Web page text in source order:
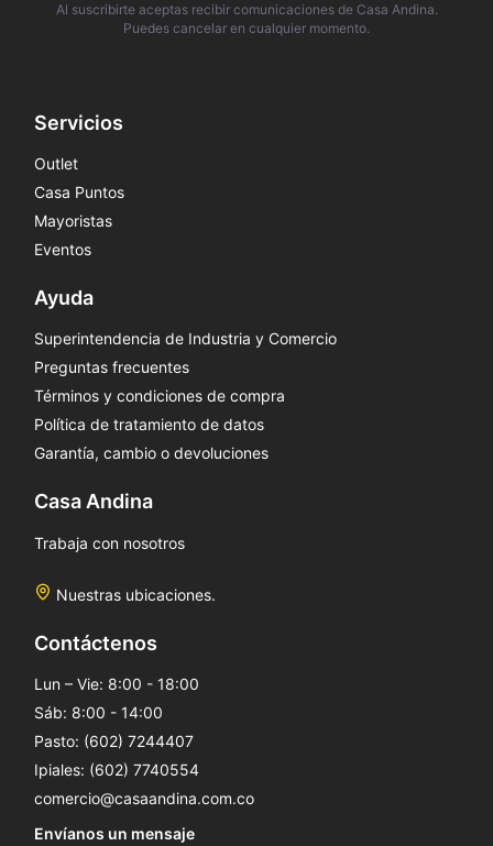
Al suscribirte aceptas recibir comunicaciones de Casa Andina.
Puedes cancelar en cualquier momento.
Servicios
Outlet
Casa Puntos
Mayoristas
Eventos
Ayuda
Superintendencia de Industria y Comercio
Preguntas frecuentes
Términos y condiciones de compra
Política de tratamiento de datos
Garantía, cambio o devoluciones
Casa Andina
Trabaja con nosotros
Nuestras ubicaciones.
Contáctenos
Lun – Vie: 8:00 - 18:00
Sáb: 8:00 - 14:00
Pasto: (602) 7244407
Ipiales: (602) 7740554
comercio@casaandina.com.co
Envíanos un mensaje